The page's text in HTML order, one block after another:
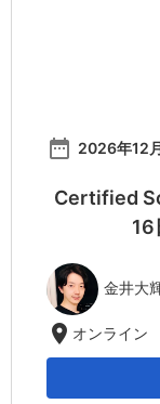
date_range 2026年12
Certified
16
金井大
location_on オンライン